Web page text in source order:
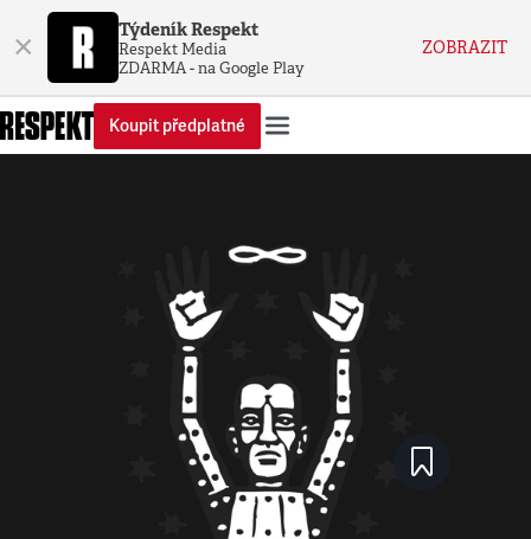
× Týdeník Respekt
Respekt Media
ZDARMA - na Google Play
ZOBRAZIT
Koupit předplatné